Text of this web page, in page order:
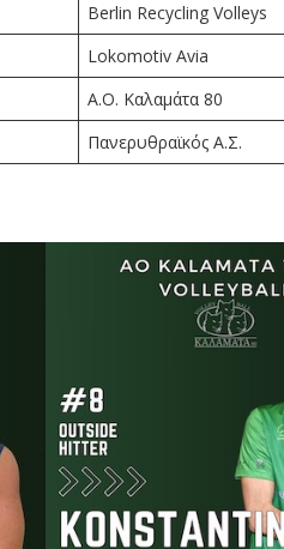
Berlin Recycling Volleys
Lokomotiv Avia
Α.Ο. Καλαμάτα 80
Πανερυθραϊκός Α.Σ.